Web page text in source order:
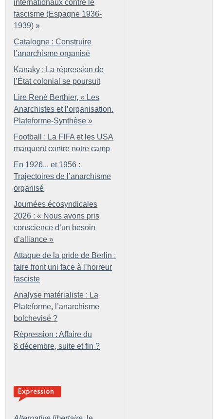
internationaux contre le
fascisme (Espagne 1936-
1939) »
Catalogne : Construire
l’anarchisme organisé
Kanaky : La répression de
l’État colonial se poursuit
Lire René Berthier, « Les
Anarchistes et l’organisation.
Plateforme-Synthèse »
Football : La FIFA et les USA
marquent contre notre camp
En 1926... et 1956 :
Trajectoires de l’anarchisme
organisé
Journées écosyndicales
2026 : « Nous avons pris
conscience d’un besoin
d’alliance »
Attaque de la pride de Berlin :
faire front uni face à l’horreur
fasciste
Analyse matérialiste : La
Plateforme, l’anarchisme
bolchevisé ?
Répression : Affaire du
8 décembre, suite et fin ?